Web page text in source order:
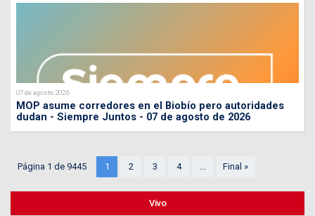
07 de agosto 2026
MOP asume corredores en el Biobío pero autoridades
dudan - Siempre Juntos - 07 de agosto de 2026
Página 1 de 9445 1 2 3 4 ... Final »
Vivo